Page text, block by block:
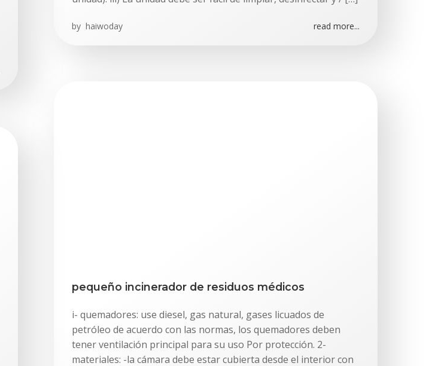
by haiwoday read more...
pequeño incinerador de residuos médicos
i- quemadores: use diesel, gas natural, gases licuados de
petróleo de acuerdo con las normas, los quemadores deben
tener ventilación principal para su uso Por protección. 2-
materiales: -la cámara debe estar cubierta desde el interior con